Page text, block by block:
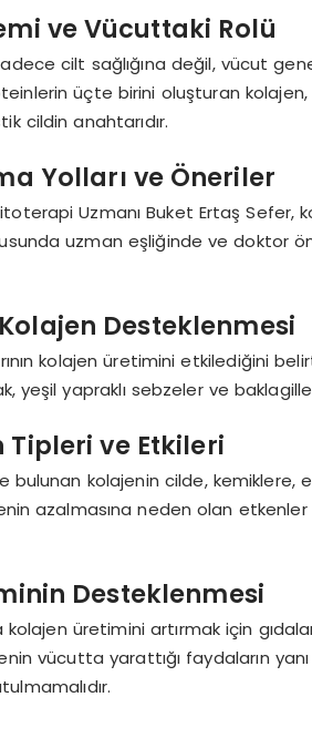
ve Vücuttaki Rolü
cilt sağlığına değil, vücut
üçte birini oluşturan
cildin anahtarıdır.
Yolları ve Öneriler
Uzmanı Buket Ertaş Sefer,
uzman eşliğinde ve doktor
Desteklenmesi
kolajen üretimini etkilediğini
yeşil yapraklı sebzeler ve
Tipleri ve Etkileri
bulunan kolajenin cilde, kemiklere,
azalmasına neden olan etkenler
Desteklenmesi
üretimini artırmak için
vücutta yarattığı faydaların